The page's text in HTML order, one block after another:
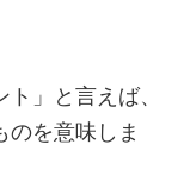
」と言えば、
のを意味しま